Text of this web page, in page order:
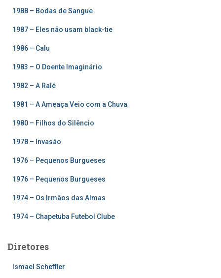
1988 – Bodas de Sangue
1987 – Eles não usam black-tie
1986 – Calu
1983 – O Doente Imaginário
1982 – A Ralé
1981 – A Ameaça Veio com a Chuva
1980 – Filhos do Silêncio
1978 – Invasão
1976 – Pequenos Burgueses
1976 – Pequenos Burgueses
1974 – Os Irmãos das Almas
1974 – Chapetuba Futebol Clube
Diretores
Ismael Scheffler